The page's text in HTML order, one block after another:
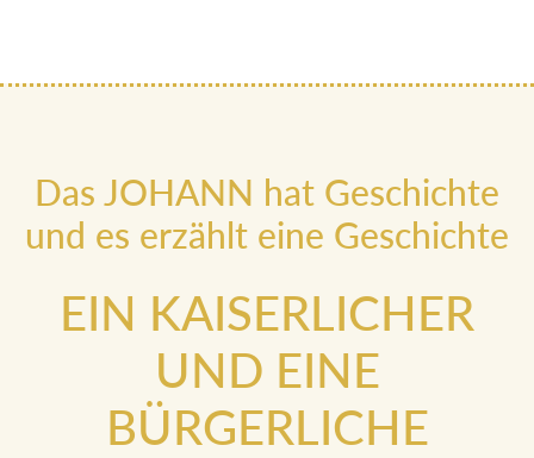
Das JOHANN hat Geschichte
und es erzählt eine Geschichte
EIN KAISERLICHER
UND EINE
BÜRGERLICHE